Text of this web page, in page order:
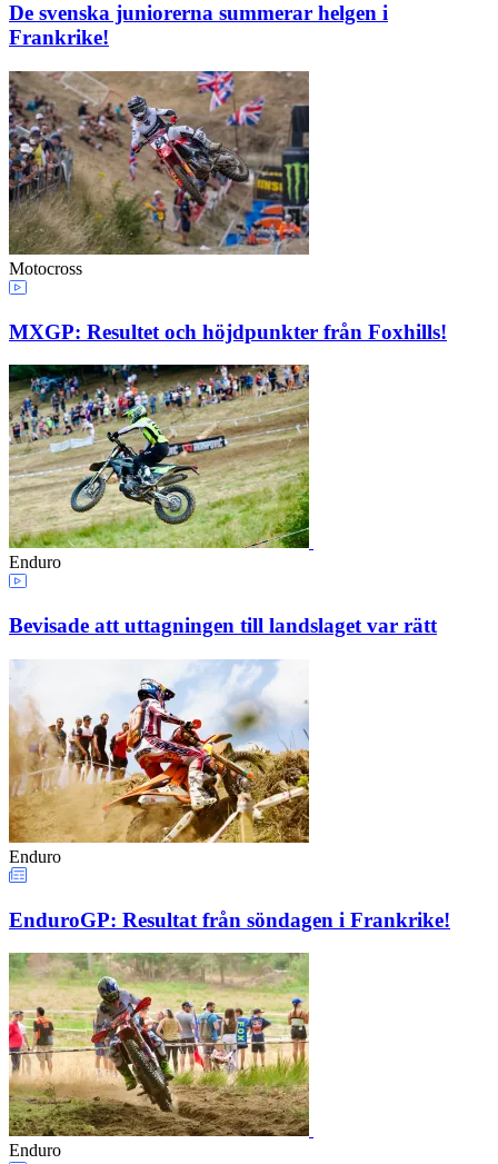
De svenska juniorerna summerar helgen i
Frankrike!
Motocross
MXGP: Resultet och höjdpunkter från Foxhills!
Enduro
Bevisade att uttagningen till landslaget var rätt
Enduro
EnduroGP: Resultat från söndagen i Frankrike!
Enduro